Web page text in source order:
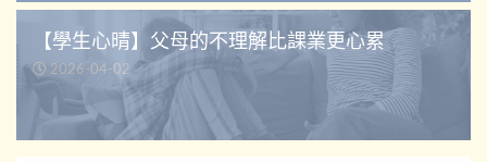
【學生心晴】父母的不理解比課業更心累
2026-04-02